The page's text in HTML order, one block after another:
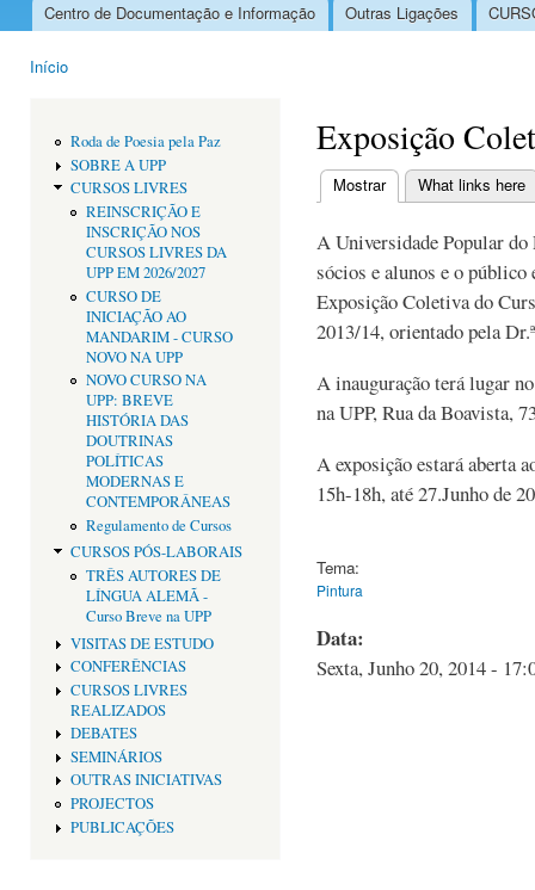
Menu principal
Centro de Documentação e Informação Outras Ligações
Início
Roda de Poesia pela Paz
SOBRE A UPP
CURSOS LIVRES
REINSCRIÇÃO E
INSCRIÇÃO NOS
CURSOS LIVRES DA
UPP EM 2026/2027
CURSO DE
INICIAÇÃO AO
MANDARIM - CURSO
NOVO NA UPP
NOVO CURSO NA
UPP: BREVE
HISTÓRIA DAS
DOUTRINAS
POLÍTICAS
MODERNAS E
CONTEMPORÂNEAS
Regulamento de Cursos
CURSOS PÓS-LABORAIS
TRÊS AUTORES DE
LÍNGUA ALEMÃ -
Curso Breve na UPP
VISITAS DE ESTUDO
CONFERÊNCIAS
CURSOS LIVRES
REALIZADOS
DEBATES
SEMINÁRIOS
OUTRAS INICIATIVAS
PROJECTOS
PUBLICAÇÕES
Exposição
Separadores
Mostrar(separador ativo)
What links here
A Universidade Popular do
sócios e alunos e o
Exposição Coletiva do
2013/14, orientado pela
A inauguração terá lugar
na UPP, Rua da Boavista,
A exposição estará aberta
15h-18h, até 27.Junho de
Tema:
Pintura
Data:
Sexta, Junho 20, 2014 -